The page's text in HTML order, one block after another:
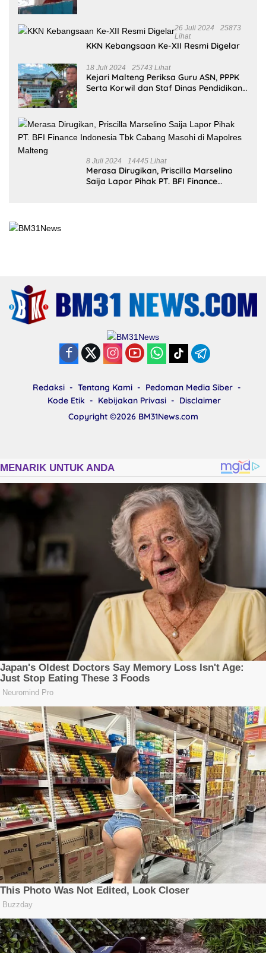
26 Juli 2024
25873
Lihat
KKN Kebangsaan Ke-XII Resmi Digelar
18 Juli 2024 25743 Lihat
Kejari Malteng Periksa Guru ASN, PPPK
Serta Korwil dan Staf Dinas Pendidikan
8 Juli 2024 14445 Lihat
Merasa Dirugikan, Priscilla Marselino
Saija Lapor Pihak PT. BFI Finance
Redaksi Tentang Kami
Pedoman Media Siber
Kode Etik
Kebijakan Privasi
Disclaimer
Copyright ©2026 BM31News.com